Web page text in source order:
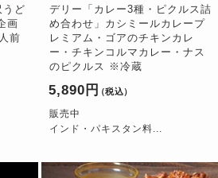
うど
画
前
デリー「カレー3種・ピクルス詰
め合わせ」カシミールカレープ
レミアム・ゴアのチキンカレ
ー・チキンコルマカレー・ナス
のピクルス ※冷蔵
5,890円 （税込）
販売中
インド・パキスタン料...